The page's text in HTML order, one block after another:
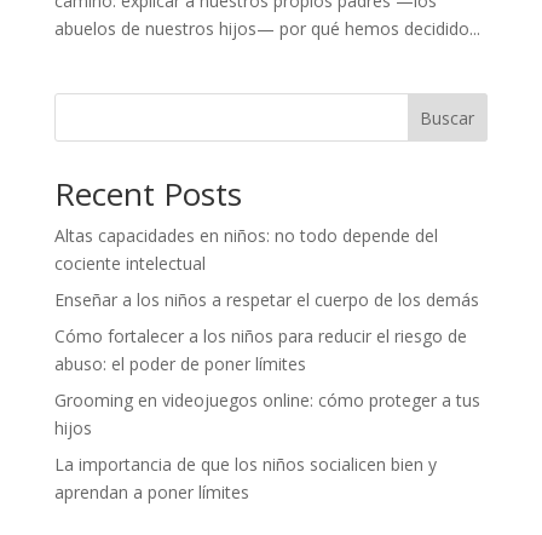
abuelos de nuestros hijos— por qué hemos decidido...
Buscar
Recent Posts
Altas capacidades en niños: no todo depende del
cociente intelectual
Enseñar a los niños a respetar el cuerpo de los demás
Cómo fortalecer a los niños para reducir el riesgo de
abuso: el poder de poner límites
Grooming en videojuegos online: cómo proteger a tus
hijos
La importancia de que los niños socialicen bien y
aprendan a poner límites